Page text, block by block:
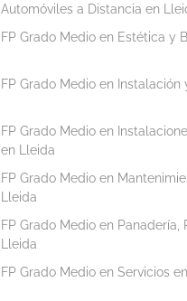
Automóviles a Distancia en
FP Grado Medio en Estética y
FP Grado Medio en
FP Grado Medio en
en Lleida
FP Grado Medio en
Lleida
FP Grado Medio en
Lleida
FP Grado Medio en Servicios